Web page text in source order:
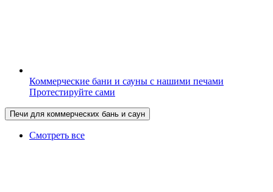
Коммерческие бани и сауны с нашими печами
Протестируйте сами
Печи для коммерческих бань и саун
Смотреть все